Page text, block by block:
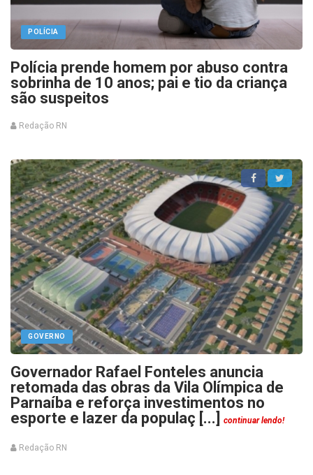
POLÍCIA
Polícia prende homem por abuso contra
sobrinha de 10 anos; pai e tio da criança
são suspeitos
Redação RN
GOVERNO
Governador Rafael Fonteles anuncia
retomada das obras da Vila Olímpica de
Parnaíba e reforça investimentos no
esporte e lazer da populaç [...]
continuar lendo!
Redação RN